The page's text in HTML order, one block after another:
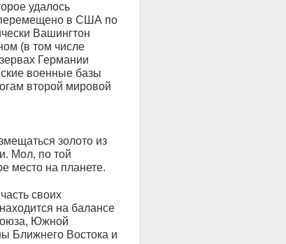
удалось
перемещено в США по
Вашингтон
(в том числе
Германии
военные базы
второй мировой
золото из
Мол, по той
место на планете.
своих
на балансе
Южной
Ближнего Востока и